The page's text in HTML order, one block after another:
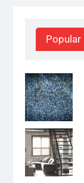
Popular